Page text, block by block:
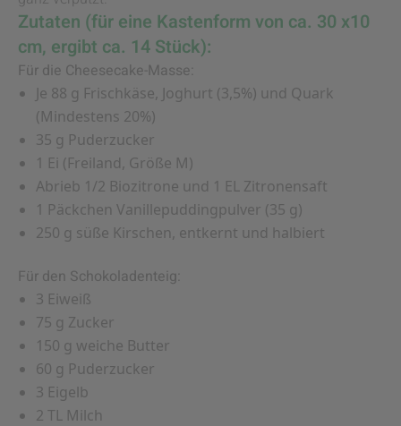
Zutaten (für eine Kastenform von ca. 30 x10
cm, ergibt ca. 14 Stück):
Für die Cheesecake-Masse:
Je 88 g Frischkäse, Joghurt (3,5%) und Quark
(Mindestens 20%)
35 g Puderzucker
1 Ei (Freiland, Größe M)
Abrieb 1/2 Biozitrone und 1 EL Zitronensaft
1 Päckchen Vanillepuddingpulver (35 g)
250 g süße Kirschen, entkernt und halbiert
Für den Schokoladenteig:
3 Eiweiß
75 g Zucker
150 g weiche Butter
60 g Puderzucker
3 Eigelb
2 TL Milch